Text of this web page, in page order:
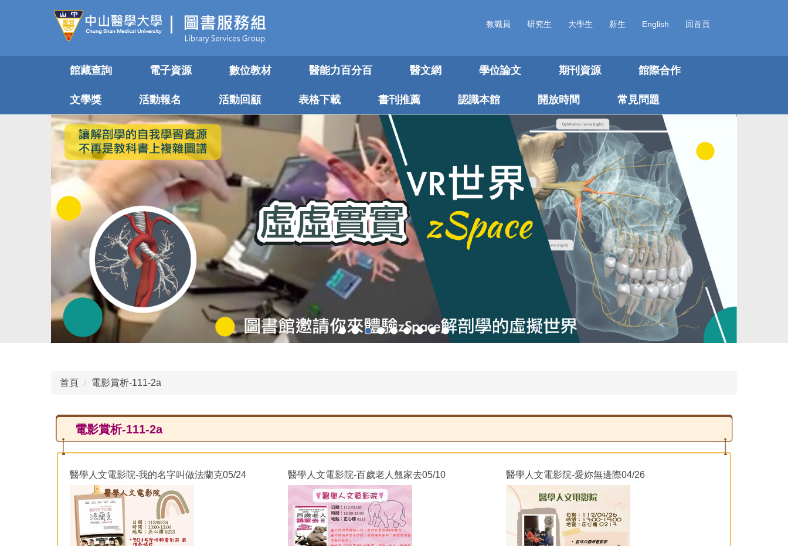
教職員 研究生 大學生 新生 English 回首頁
館藏查詢 電子資源 數位教材 醫能力百分百 醫文網 學位論文 期刊資源 館際合作
文學獎 活動報名 活動回顧 表格下載 書刊推薦 認識本館 開放時間 常見問題
首頁 電影賞析-111-2a
電影賞析-111-2a
醫學人文電影院-我的名字叫做法蘭克05/24 醫學人文電影院-百歲老人翹家去05/10 醫學人文電影院-愛妳無邊際04/26